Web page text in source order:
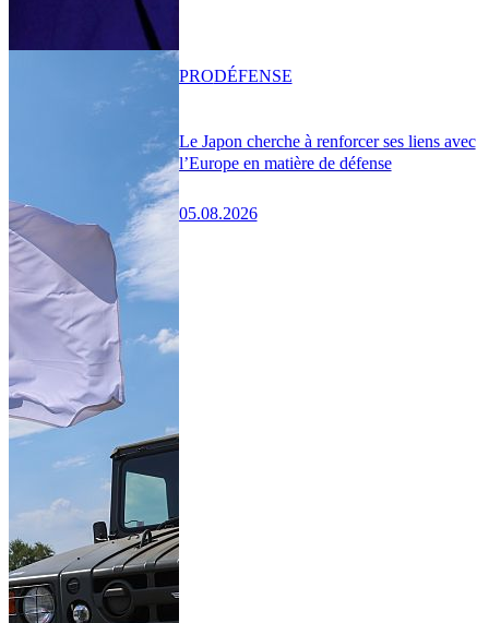
Le Japon cherche à renforcer ses liens avec
l’Europe en matière de défense
05.08.2026
PRODÉFENSE